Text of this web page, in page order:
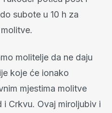
subote u 10 h za
molitelje da ne daju
koje će ionako
mjestima molitve
i Crkvu. Ovaj miroljubiv i